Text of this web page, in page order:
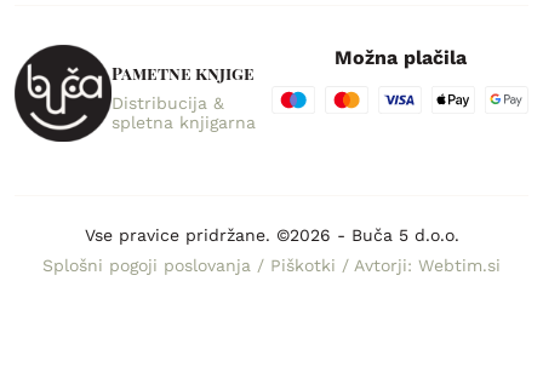
Pametne knjige
Distribucija &
spletna knjigarna
Možna plačila
Vse pravice pridržane. ©2026 - Buča 5 d.o.o.
Splošni pogoji poslovanja / Piškotki / Avtorji: Webtim.si